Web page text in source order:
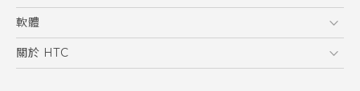
訂單管理
付款方式
到府收送維修服務
服務中心資訊
客戶服務佈告欄
軟體
應用程式
關於 HTC